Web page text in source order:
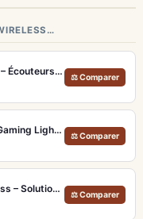
ASUS ROG Cetra SpeedNova ANC – Écouteurs Gaming Latence <40 ms 24 bits
⚖ Comparer
Logitech G Fits Blanc – Écouteurs Gaming Lightform Moulage UV LIGHTSPEED
⚖ Comparer
SteelSeries Arctis Nova Pro Wireless – Solution audio gaming ultime multi-plateforme
⚖ Comparer